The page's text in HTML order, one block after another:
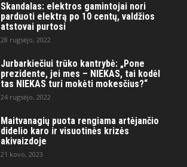
Skandalas: elektros gamintojai nori
parduoti elektrą po 10 centų, valdžios
atstovai purtosi
28 rugsėjo, 2022
Jurbarkiečiui trūko kantrybė: „Pone
prezidente, jei mes – NIEKAS, tai kodėl
tas NIEKAS turi mokėti mokesčius?“
24 rugsėjo, 2022
Maitvanagių puota rengiama artėjančio
didelio karo ir visuotinės krizės
akivaizdoje
21 kovo, 2023